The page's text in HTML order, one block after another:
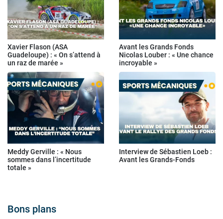
Xavier Flason (ASA
Guadeloupe) : « On s’attend à
un raz de marée »
Avant les Grands Fonds
Nicolas Louber : « Une chance
incroyable »
Meddy Gerville : « Nous
sommes dans l’incertitude
totale »
Interview de Sébastien Loeb :
Avant les Grands-Fonds
Bons plans